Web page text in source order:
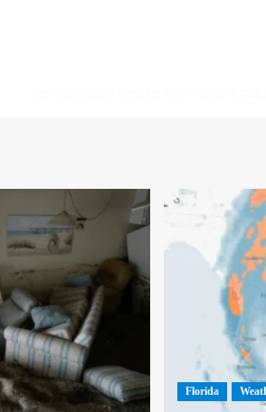
Florida